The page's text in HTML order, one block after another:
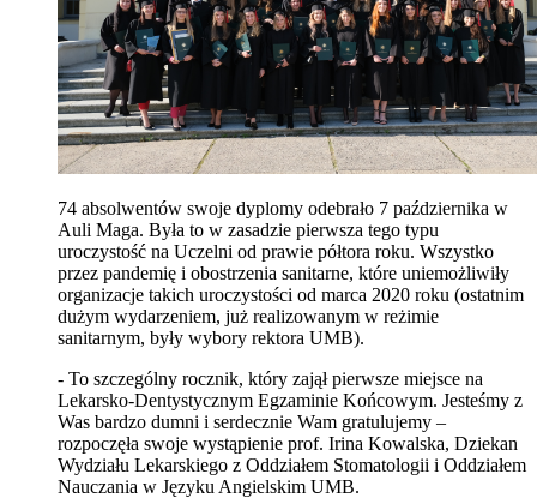
74 absolwentów swoje dyplomy odebrało 7 października w
Auli Maga. Była to w zasadzie pierwsza tego typu
uroczystość na Uczelni od prawie półtora roku. Wszystko
przez pandemię i obostrzenia sanitarne, które uniemożliwiły
organizacje takich uroczystości od marca 2020 roku (ostatnim
dużym wydarzeniem, już realizowanym w reżimie
sanitarnym, były wybory rektora UMB).
- To szczególny rocznik, który zajął pierwsze miejsce na
Lekarsko-Dentystycznym Egzaminie Końcowym. Jesteśmy z
Was bardzo dumni i serdecznie Wam gratulujemy –
rozpoczęła swoje wystąpienie prof. Irina Kowalska, Dziekan
Wydziału Lekarskiego z Oddziałem Stomatologii i Oddziałem
Nauczania w Języku Angielskim UMB.